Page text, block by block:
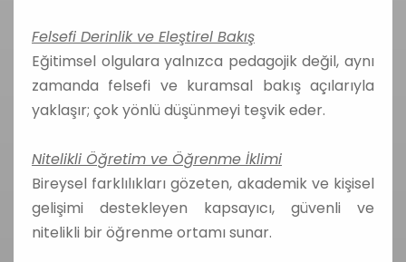
Felsefi Derinlik ve Eleştirel Bakış
Eğitimsel olgulara yalnızca pedagojik değil, aynı
zamanda felsefi ve kuramsal bakış açılarıyla
yaklaşır; çok yönlü düşünmeyi teşvik eder.
Nitelikli Öğretim ve Öğrenme İklimi
Bireysel farklılıkları gözeten, akademik ve kişisel
gelişimi destekleyen kapsayıcı, güvenli ve
nitelikli bir öğrenme ortamı sunar.